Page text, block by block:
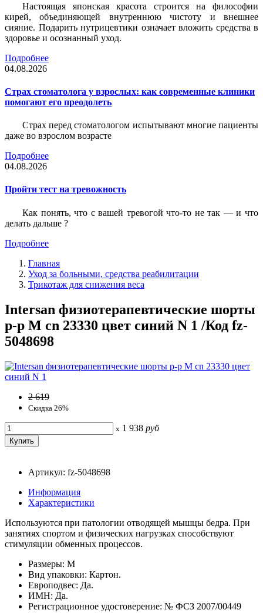
Настоящая японская красота строится на философии
кирей, объединяющей внутреннюю чистоту и внешнее
сияние. Подарить нутрицевтики означает вложить средства в
здоровье и осознанный уход.
Подробнее
04.08.2026
Страх стоматолога у взрослых: как современные клиники
помогают его преодолеть
Страх перед стоматологом испытывают многие пациенты
даже во взрослом возрасте
Подробнее
04.08.2026
Пройти тест на тревожность
Как понять, что с вашей тревогой что-то не так — и что
делать дальше ?
Подробнее
Главная
Уход за больными, средства реабилитации
Трикотаж для снижения веса
Intersan физиотерапевтические шорты
р-р M cn 23330 цвет синий N 1 /Код fz-
5048698
2 619
Скидка 26%
x 1 938 руб
Артикул: fz-5048698
Информация
Характеристики
Используются при патологии отводящей мышцы бедра. При
занятиях спортом и физических нагрузках способствуют
стимуляции обменных процессов.
Размеры: M
Вид упаковки: Картон.
Европодвес: Да.
ИМН: Да.
Регистрационное удостоверение: № ФСЗ 2007/00449